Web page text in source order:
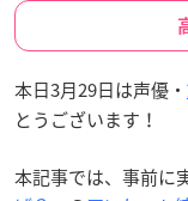
本日3月29日は声優・
とうございます！
本記事では、事前に